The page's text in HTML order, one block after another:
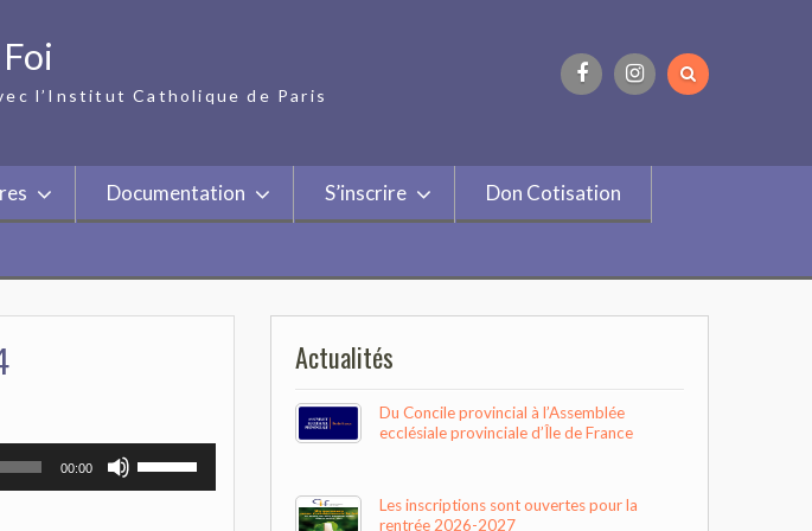
l’Institut Catholique de Paris
Documentation S’inscrire Don Cotisation
00:00
Actualités
Du Concile provincial à l’Assemblée
ecclésiale provinciale d’Île de France
Les inscriptions sont ouvertes pour la
rentrée 2026-2027